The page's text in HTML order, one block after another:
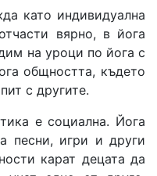
като индивидуална
вярно, в йога
на уроци по йога с
общността, където
с другите.
е социална. Йога
песни, игри и други
карат децата да